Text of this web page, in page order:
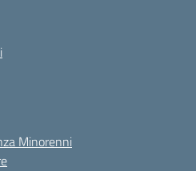
Minorenni